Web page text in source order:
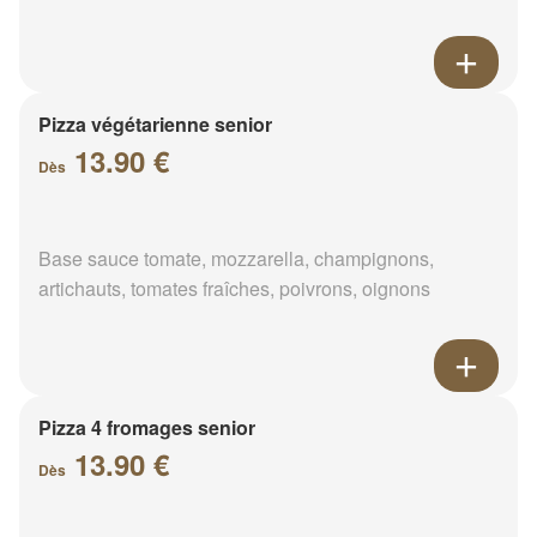
Pizza végétarienne senior
Dès 13.90 €
Base sauce tomate, mozzarella, champignons,
artichauts, tomates fraîches, poivrons, oignons
Pizza 4 fromages senior
Dès 13.90 €